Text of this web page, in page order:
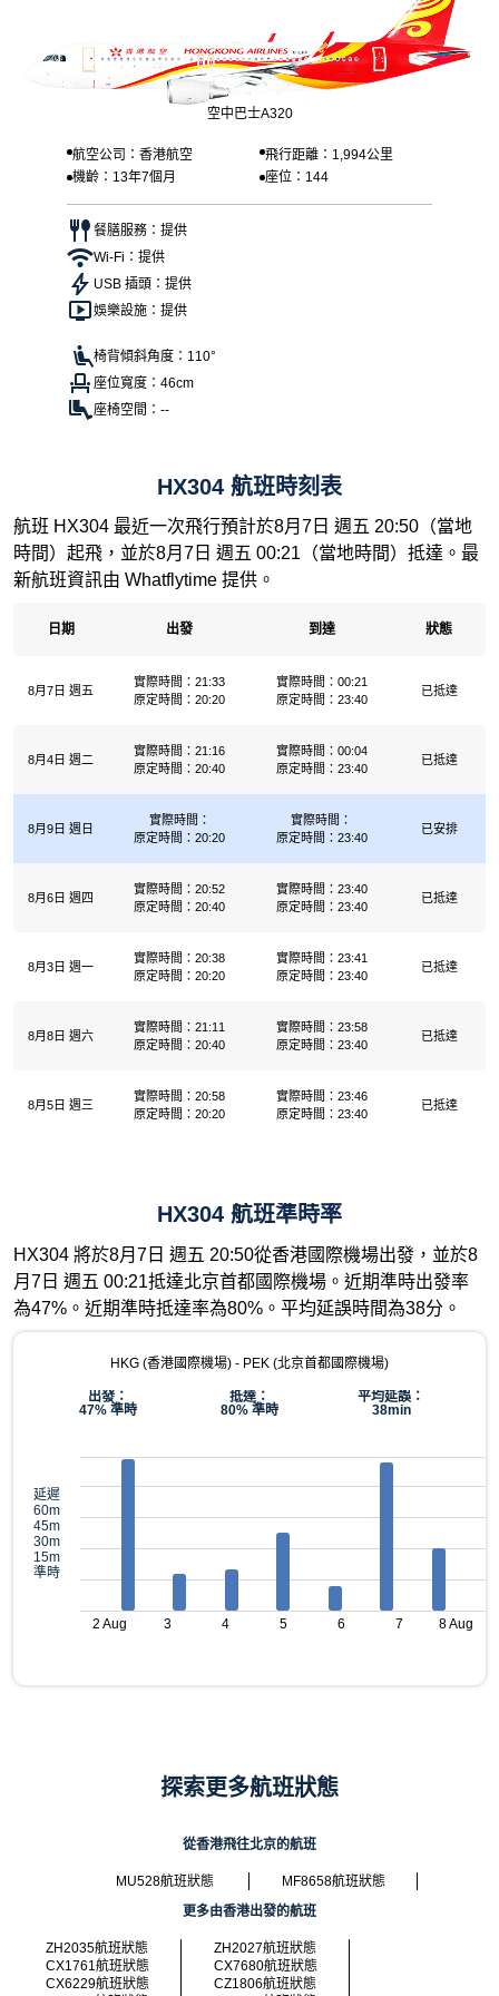
空中巴士A320
航空公司：香港航空
飛行距離：1,994公里
機齡：13年7個月
座位：144
餐膳服務：提供
Wi-Fi：提供
USB 插頭：提供
娛樂設施：提供
椅背傾斜角度：110°
座位寬度：46cm
座椅空間：--
HX304 航班時刻表
航班 HX304 最近一次飛行預計於8月7日 週五 20:50（當地
時間）起飛，並於8月7日 週五 00:21（當地時間）抵達。最
新航班資訊由 Whatflytime 提供。
日期 出發 到達 狀態
8月7日 週五
實際時間：21:33
原定時間：20:20
實際時間：00:21
原定時間：23:40
已抵達
8月4日 週二
實際時間：21:16
原定時間：20:40
實際時間：00:04
原定時間：23:40
已抵達
8月9日 週日
實際時間：
原定時間：20:20
實際時間：
原定時間：23:40
已安排
8月6日 週四
實際時間：20:52
原定時間：20:40
實際時間：23:40
原定時間：23:40
已抵達
8月3日 週一
實際時間：20:38
原定時間：20:20
實際時間：23:41
原定時間：23:40
已抵達
8月8日 週六
實際時間：21:11
原定時間：20:40
實際時間：23:58
原定時間：23:40
已抵達
8月5日 週三
實際時間：20:58
原定時間：20:20
實際時間：23:46
原定時間：23:40
已抵達
HX304 航班準時率
HX304 將於8月7日 週五 20:50從香港國際機場出發，並於8
月7日 週五 00:21抵達北京首都國際機場。近期準時出發率
為47%。近期準時抵達率為80%。平均延誤時間為38分。
HKG (香港國際機場) - PEK (北京首都國際機場)
出發：
47% 準時
抵達：
80% 準時
平均延誤：
38min
延遲
60m
45m
30m
15m
準時
2 Aug 3 4 5 6 7 8 Aug
探索更多航班狀態
從香港飛往北京的航班
MU528航班狀態
MF8658航班狀態
更多由香港出發的航班
ZH2035航班狀態
ZH2027航班狀態
CX1761航班狀態
CX7680航班狀態
CX6229航班狀態
CZ1806航班狀態